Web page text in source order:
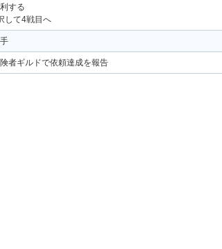
する
して4戦目へ
者ギルドで依頼達成を報告